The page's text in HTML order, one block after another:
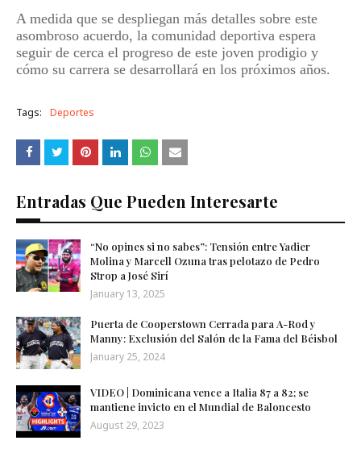
A medida que se despliegan más detalles sobre este
asombroso acuerdo, la comunidad deportiva espera
seguir de cerca el progreso de este joven prodigio y
cómo su carrera se desarrollará en los próximos años.
Tags: Deportes
Entradas Que Pueden Interesarte
“No opines si no sabes”: Tensión entre Yadier
Molina y Marcell Ozuna tras pelotazo de Pedro
Strop a José Sirí
January 13, 2025
Puerta de Cooperstown Cerrada para A-Rod y
Manny: Exclusión del Salón de la Fama del Béisbol
January 25, 2024
VIDEO | Dominicana vence a Italia 87 a 82; se
mantiene invicto en el Mundial de Baloncesto
August 29, 2023